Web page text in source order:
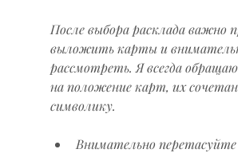
После выбора расклада важно
выложить карты и
рассмотреть. Я всегда
на положение карт, их
символику.
Внимательно перетасуйте